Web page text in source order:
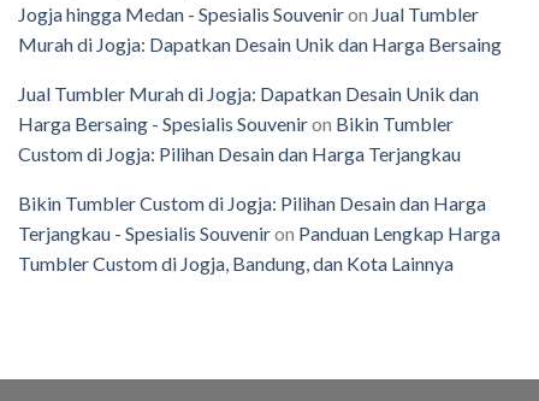
Jogja hingga Medan - Spesialis Souveniron Jual Tumbler
Murah di Jogja: Dapatkan Desain Unik dan Harga Bersaing
Jual Tumbler Murah di Jogja: Dapatkan Desain Unik dan
Harga Bersaing - Spesialis Souveniron Bikin Tumbler
Custom di Jogja: Pilihan Desain dan Harga Terjangkau
Bikin Tumbler Custom di Jogja: Pilihan Desain dan Harga
Terjangkau - Spesialis Souveniron Panduan Lengkap Harga
Tumbler Custom di Jogja, Bandung, dan Kota Lainnya